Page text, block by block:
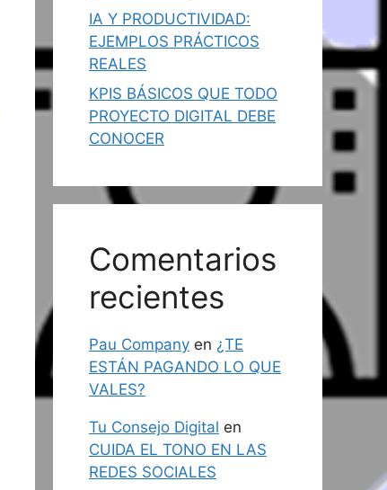
IA Y PRODUCTIVIDAD:
EJEMPLOS PRÁCTICOS
REALES
KPIS BÁSICOS QUE TODO
PROYECTO DIGITAL DEBE
CONOCER
Comentarios
recientes
Pau Company en ¿TE
ESTÁN PAGANDO LO QUE
VALES?
Tu Consejo Digital en
CUIDA EL TONO EN LAS
REDES SOCIALES